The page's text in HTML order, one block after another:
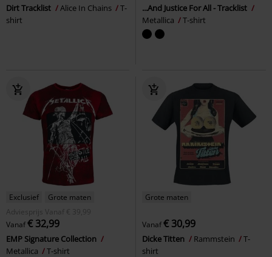
Dirt Tracklist Alice In Chains
T-
shirt
...And Justice For All - Tracklist
Metallica
T-shirt
Exclusief
Grote maten
Adviesprijs
Vanaf € 39,99
Vanaf€ 32,99
EMP Signature Collection
Metallica
T-shirt
Grote maten
Vanaf€ 30,99
Dicke Titten Rammstein
T-
shirt